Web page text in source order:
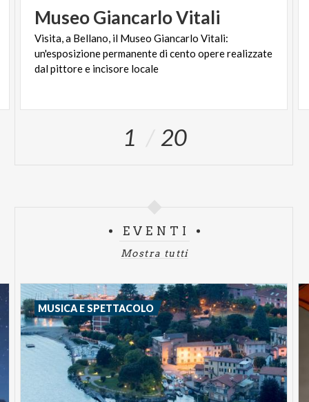
MuseoGiancarloVitali
Visita, a Bellano, il Museo Giancarlo Vitali:
un'esposizione permanente di cento opere realizzate
dal pittore e incisore locale
1 20
EVENTI
Mostra tutti
MUSICA E SPETTACOLO